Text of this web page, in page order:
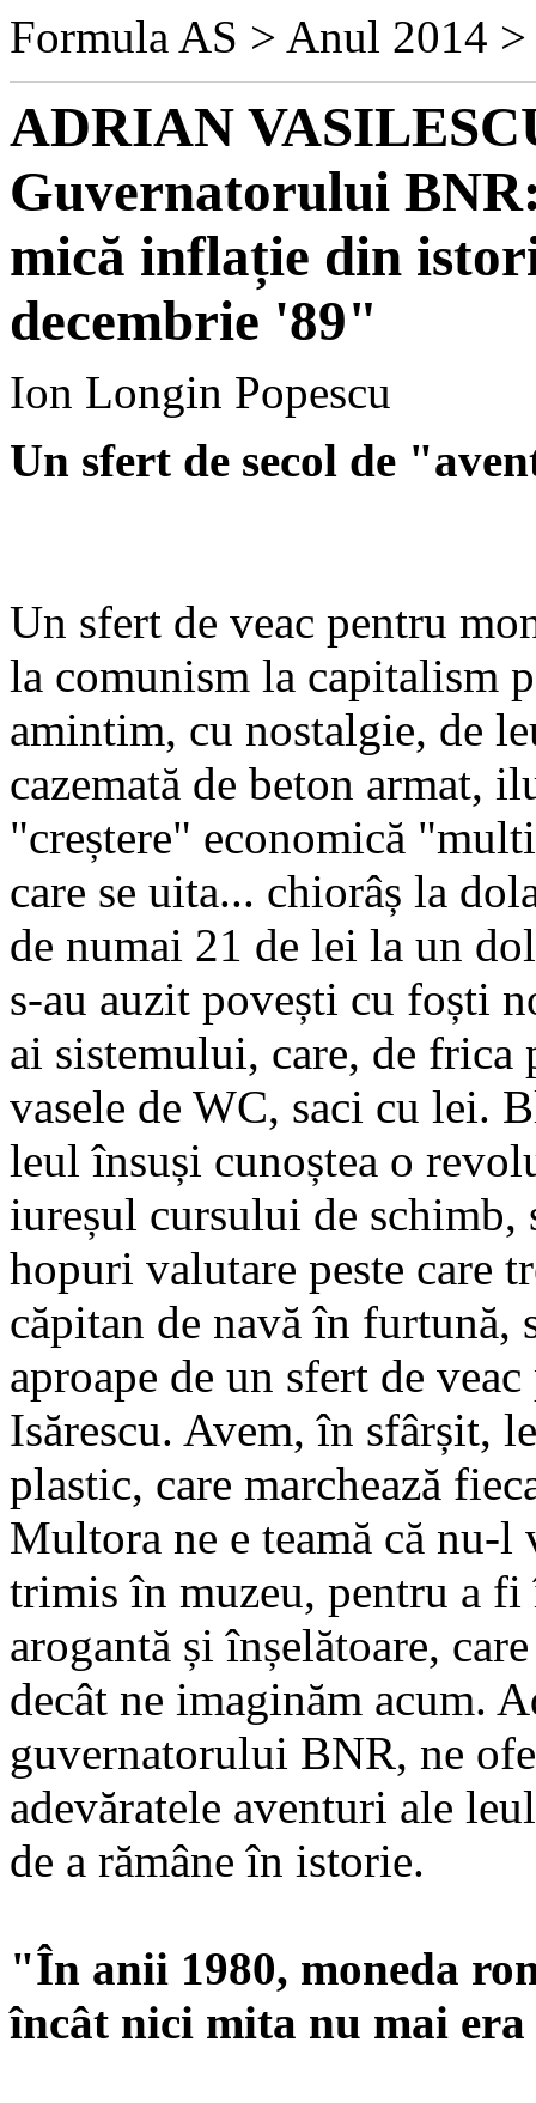
Formula AS > Anul 2014
ADRIAN
Guvernatorului
mică inflație din
decembrie '89"
Ion Longin Popescu
Un sfert de secol de
Un sfert de veac pentru
la comunism la capitalism
amintim, cu nostalgie, de
cazemată de beton armat,
"creștere" eco­nomică
care se uita... chio­râș la
de numai 21 de lei la un
s-au auzit povești cu foști
ai sistemului, care, de
vasele de WC, saci cu lei.
leul însuși cunoștea o
iureșul cursului de schimb,
hopuri valu­tare peste care
căpitan de navă în furtună,
aproape de un sfert de
Isărescu. Avem, în sfârșit,
plastic, care marchează
Mul­tora ne e teamă că nu-
trimis în muzeu, pentru a
arogantă și înșelătoare,
decât ne imaginăm acum.
guvernatorului BNR, ne
adevăratele aventuri ale
de a rămâne în istorie.
"În anii 1980, moneda
încât nici mita nu mai